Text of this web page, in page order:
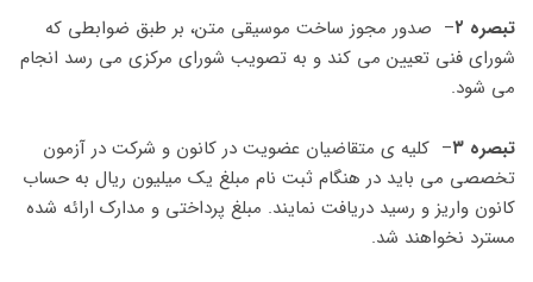
تبصره ۲
– صدور مجوز ساخت موسیقی متن، بر طبق ضوابطی که
شورای فنی تعیین می کند و به تصویب شورای مرکزی می رسد انجام
می شود.
تبصره ۳
– کلیه ی متقاضیان عضویت در کانون و شرکت در آزمون
تخصصی می باید در هنگام ثبت نام مبلغ یک میلیون ریال به حساب
کانون واریز و رسید دریافت نمایند. مبلغ پرداختی و مدارک ارائه شده
مسترد نخواهند شد.